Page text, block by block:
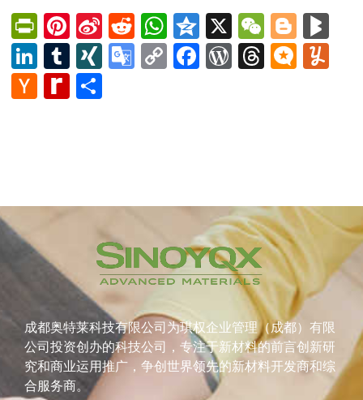
PrintFriendly
Pinterest
Sina
Weibo
Reddit
WhatsApp
Qzone
X WeChat
LinkedIn
Tumblr
XINGGoogle
CopyFacebook
WordPress
Hacker
Rediff
成都奥特莱科技有限公司为琪权企业管理（成都）有限
公司投资创办的科技公司，专注于新材料的前言创新研
究和商业运用推广，争创世界领先的新材料开发商和综
合服务商。